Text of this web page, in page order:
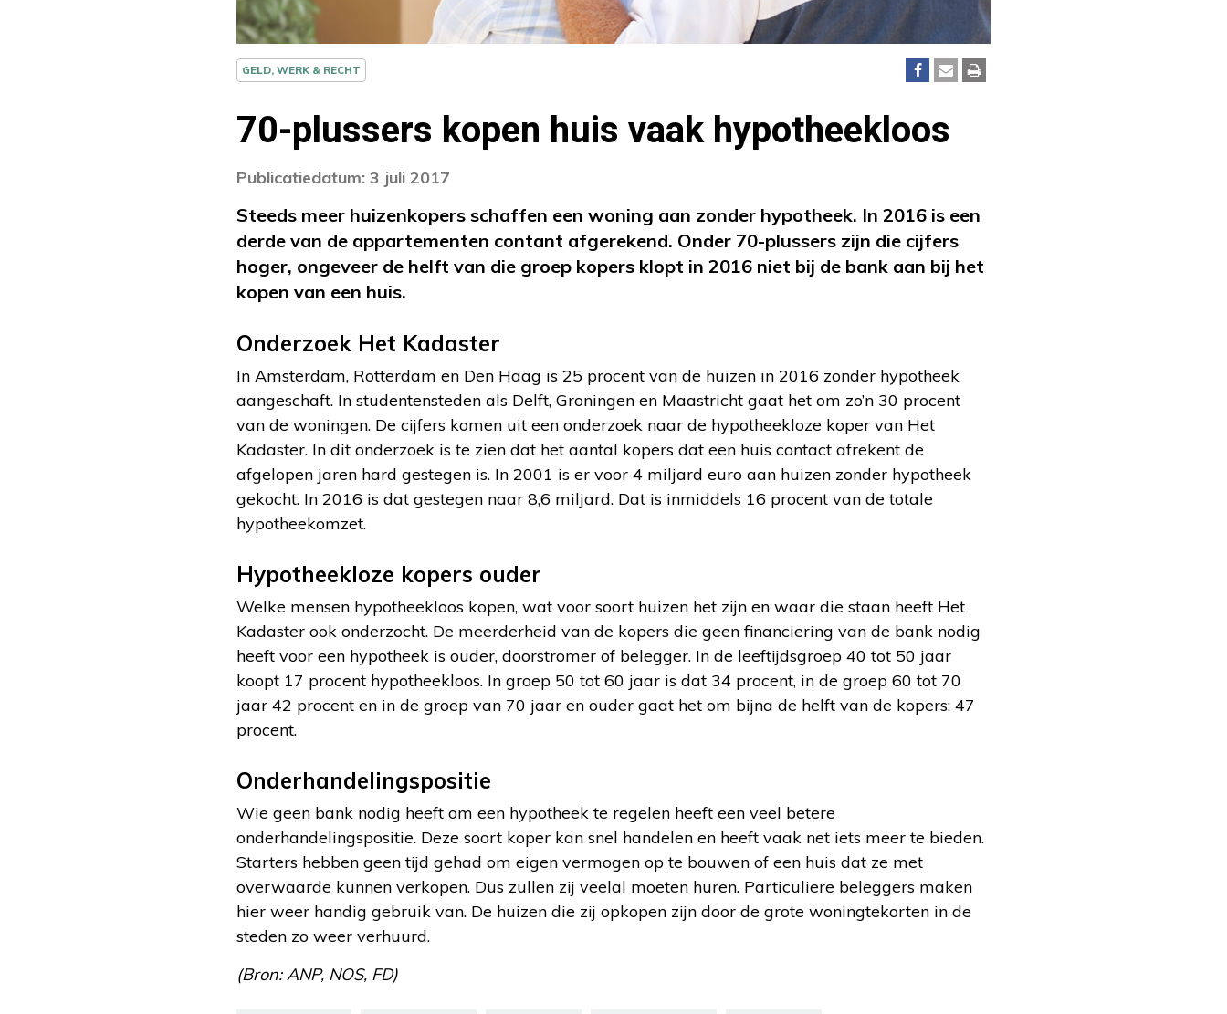
GELD, WERK & RECHT
70-plussers kopen huis vaak hypotheekloos
Publicatiedatum: 3 juli 2017
Steeds meer huizenkopers schaffen een woning aan zonder hypotheek. In 2016 is een
derde van de appartementen contant afgerekend. Onder 70-plussers zijn die cijfers
hoger, ongeveer de helft van die groep kopers klopt in 2016 niet bij de bank aan bij het
kopen van een huis.
Onderzoek Het Kadaster
In Amsterdam, Rotterdam en Den Haag is 25 procent van de huizen in 2016 zonder hypotheek
aangeschaft. In studentensteden als Delft, Groningen en Maastricht gaat het om zo’n 30 procent
van de woningen. De cijfers komen uit een onderzoek naar de hypotheekloze koper van Het
Kadaster. In dit onderzoek is te zien dat het aantal kopers dat een huis contact afrekent de
afgelopen jaren hard gestegen is. In 2001 is er voor 4 miljard euro aan huizen zonder hypotheek
gekocht. In 2016 is dat gestegen naar 8,6 miljard. Dat is inmiddels 16 procent van de totale
hypotheekomzet.
Hypotheekloze kopers ouder
Welke mensen hypotheekloos kopen, wat voor soort huizen het zijn en waar die staan heeft Het
Kadaster ook onderzocht. De meerderheid van de kopers die geen financiering van de bank nodig
heeft voor een hypotheek is ouder, doorstromer of belegger. In de leeftijdsgroep 40 tot 50 jaar
koopt 17 procent hypotheekloos. In groep 50 tot 60 jaar is dat 34 procent, in de groep 60 tot 70
jaar 42 procent en in de groep van 70 jaar en ouder gaat het om bijna de helft van de kopers: 47
procent.
Onderhandelingspositie
Wie geen bank nodig heeft om een hypotheek te regelen heeft een veel betere
onderhandelingspositie. Deze soort koper kan snel handelen en heeft vaak net iets meer te bieden.
Starters hebben geen tijd gehad om eigen vermogen op te bouwen of een huis dat ze met
overwaarde kunnen verkopen. Dus zullen zij veelal moeten huren. Particuliere beleggers maken
hier weer handig gebruik van. De huizen die zij opkopen zijn door de grote woningtekorten in de
steden zo weer verhuurd.
(Bron: ANP, NOS, FD)